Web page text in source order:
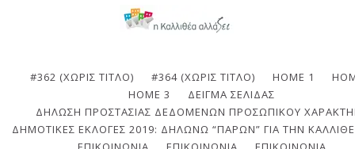
#362 (ΧΩΡΊΣ ΤΊΤΛΟ) #364 (ΧΩΡΊΣ ΤΊΤΛΟ) HOME 1
HOME 3
ΔΕΊΓΜΑ ΣΕΛΊΔΑΣ
ΔΉΛΩΣΗ ΠΡΟΣΤΑΣΊΑΣ ΔΕΔΟΜΈΝΩΝ ΠΡΟΣΩΠΙΚΟΎ
ΔΗΜΟΤΙΚΈΣ ΕΚΛΟΓΈΣ 2019: ΔΗΛΏΝΩ “ΠΑΡΏΝ” ΓΙΑ ΤΗΝ